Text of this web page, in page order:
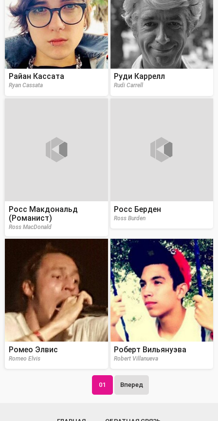
Райан Кассата
Ryan Cassata
Руди Каррелл
Rudi Carrell
Росс Макдональд
(Романист)
Ross MacDonald
Росс Берден
Ross Burden
Ромео Элвис
Romeo Elvis
Роберт Вильянуэва
Robert Villanueva
01 Вперед